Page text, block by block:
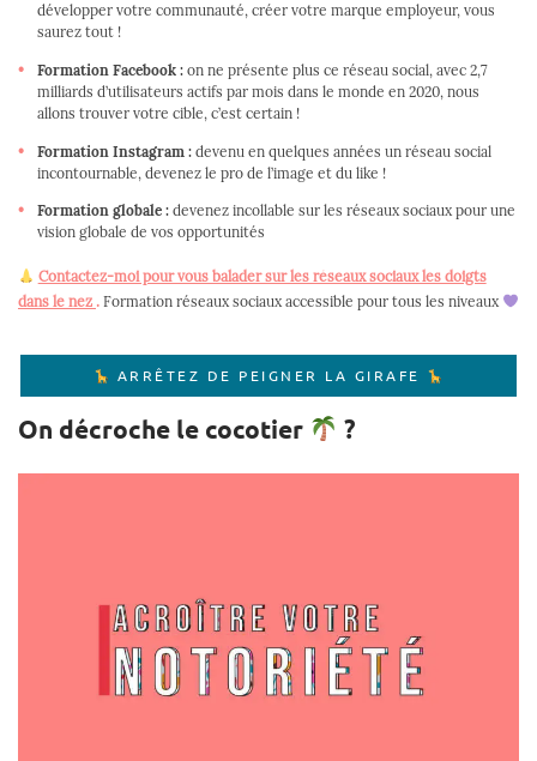
développer votre communauté, créer votre marque employeur, vous
saurez tout !
Formation Facebook :on ne présente plus ce réseau social, avec 2,7
milliards d’utilisateurs actifs par mois dans le monde en 2020, nous
allons trouver votre cible, c’est certain !
Formation Instagram :devenu en quelques années un réseau social
incontournable, devenez le pro de l’image et du like !
Formation globale :devenez incollable sur les réseaux sociaux pour une
vision globale de vos opportunités
Contactez-moi pour vous balader sur les réseaux sociaux les doigts
dans le nez . Formation réseaux sociaux accessible pour tous les niveaux
ARRÊTEZ DE PEIGNER LA GIRAFE
On décroche le cocotier ?